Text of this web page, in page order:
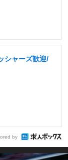
シャーズ歓迎/
by